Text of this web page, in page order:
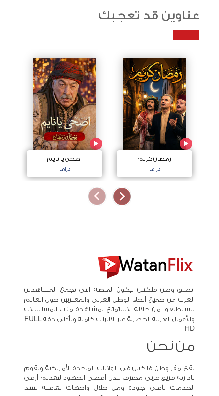
عناوين قد تعجبك
رمضان كريم
دراما
اصحى يا نايم
دراما
انطلق وطن فلكس ليكون المنصة التي تجمع المشاهدين
العرب من جميع أنحاء الوطن العربي والمغتربين حول العالم
ليستطيعوا من خلاله الاستمتاع بمشاهدة مئات المسلسلات
والأعمال العربية الحصرية عبر الانترنت كاملة وبأعلى دقة FULL
HD
من نحن
يقع مقر وطن فلكس في الولايات المتحدة الأمريكية ويقوم
بادارته فريق عربي محترف يبذل أقصى الجهود لتقديم أرقى
الخدمات بأعلى جودة ومن خلال واجهات تفاعلية تشد